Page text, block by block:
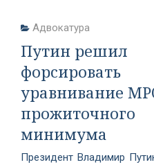
Адвокатура
Путин решил
форсировать
уравнивание
прожиточного
минимума
Президент Владимир